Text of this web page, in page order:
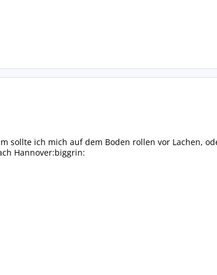
sollte ich mich auf dem Boden rollen vor Lachen,
Hannover:biggrin: